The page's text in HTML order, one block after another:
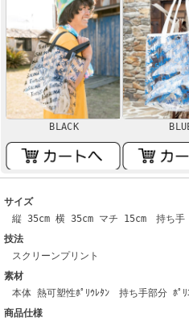
BLACK
サイズ
縦 35cm 横 35cm マチ 15cm 持ち
技法
スクリーンプリント
素材
本体 熱可塑性ﾎﾟﾘｳﾚﾀﾝ 持ち手部分 ﾎﾟﾘ
商品仕様